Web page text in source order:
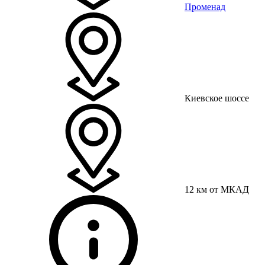
Променад
Киевское шоссе
12 км от МКАД